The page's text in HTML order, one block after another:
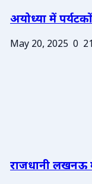
अयोध्या में
May 20, 2025 0
राजधानी लखनऊ